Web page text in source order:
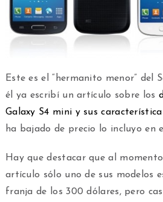
Este es el “hermanito menor” del
él ya escribí un artículo sobre los
Galaxy S4 mini y sus
ha bajado de precio lo incluyo en
Hay que destacar que al
artículo sólo uno de sus modelos
franja de los 300 dólares, pero